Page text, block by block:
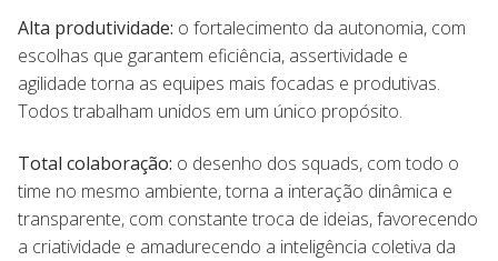
Alta produtividade: o fortalecimento da autonomia, com
escolhas que garantem eficiência, assertividade e
agilidade torna as equipes mais focadas e produtivas.
Todos trabalham unidos em um único propósito.
Total colaboração: o desenho dos squads, com todo o
time no mesmo ambiente, torna a interação dinâmica e
transparente, com constante troca de ideias, favorecendo
a criatividade e amadurecendo a inteligência coletiva da